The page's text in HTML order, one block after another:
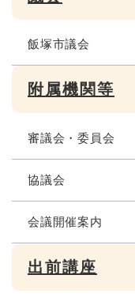
飯塚市議会
附属機関等
審議会・委員会
協議会
会議開催案内
出前講座